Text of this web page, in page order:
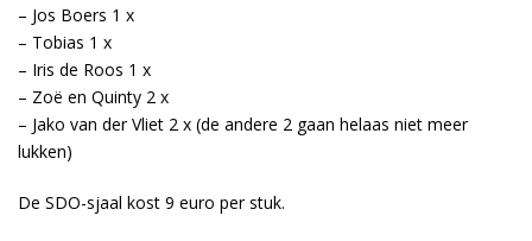
– Jos Boers 1 x
– Tobias 1 x
– Iris de Roos 1 x
– Zoë en Quinty 2 x
– Jako van der Vliet 2 x (de andere 2 gaan helaas niet meer
lukken)
De SDO-sjaal kost 9 euro per stuk.